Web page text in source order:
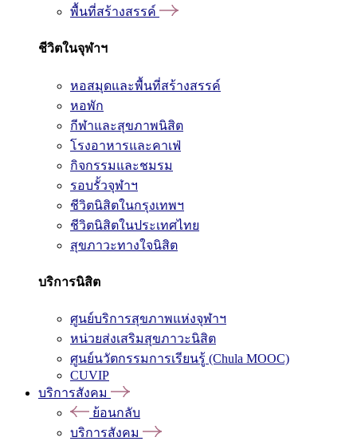
พื้นที่สร้างสรรค์
ชีวิตในจุฬาฯ
หอสมุดและพื้นที่สร้างสรรค์
หอพัก
กีฬาและสุขภาพนิสิต
โรงอาหารและคาเฟ่
กิจกรรมและชมรม
รอบรั้วจุฬาฯ
ชีวิตนิสิตในกรุงเทพฯ
ชีวิตนิสิตในประเทศไทย
สุขภาวะทางใจนิสิต
บริการนิสิต
ศูนย์บริการสุขภาพแห่งจุฬาฯ
หน่วยส่งเสริมสุขภาวะนิสิต
ศูนย์นวัตกรรมการเรียนรู้ (Chula MOOC)
CUVIP
บริการสังคม
ย้อนกลับ
บริการสังคม